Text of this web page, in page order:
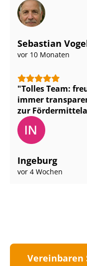
Sebastian
vor 10 Monaten
Tolles Team:
immer
zur
Ingeburg
vor 4 Wochen
Vereinbaren